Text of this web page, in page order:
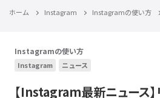
ホーム Instagram Instagramの使い方
Instagramの使い方
Instagram ニュース
【Instagram最新ニュース